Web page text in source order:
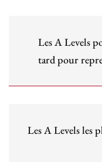
Les A Levels
tard pour
Les A Levels les